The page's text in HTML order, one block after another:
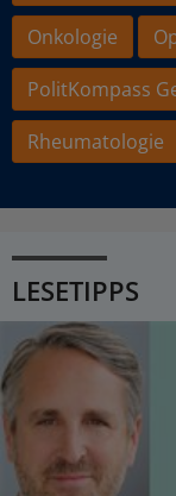
Onkologie
PolitKompass
Rheumatologie
LESETIPPS